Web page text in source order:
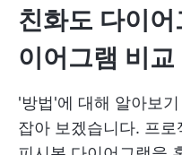
친화도 다이
이어그램 비교
'방법'에 대해 알아보
잡아 보겠습니다. 프